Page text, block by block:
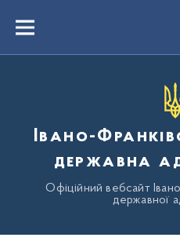
вмістуMenu
Івано-
державна
Офіційний вебсайт
державної